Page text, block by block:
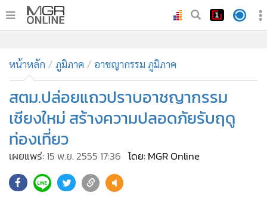
• ทันเหตุการณ์
• ภาคใต้
• ภูมิภาค
• Online Section
• บันเทิง
• ผู้จัดการรายวัน
• คอลัมนิสต์
• ละคร
หน้าหลัก ภูมิภาค อาชญากรรม ภูมิภาค
สตม.ปล่อยแถวปราบอาชญากรรม
เชียงใหม่ สร้างความปลอดภัยรับฤดู
ท่องเที่ยว
เผยแพร่: 15 พ.ย. 2555 17:36 โดย: MGR Online